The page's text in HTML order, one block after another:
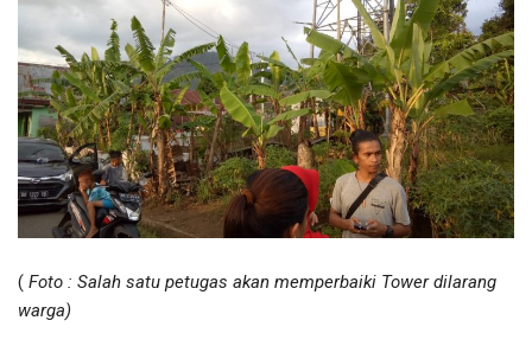
( Foto : Salah satu petugas akan memperbaiki Tower dilarang
warga)